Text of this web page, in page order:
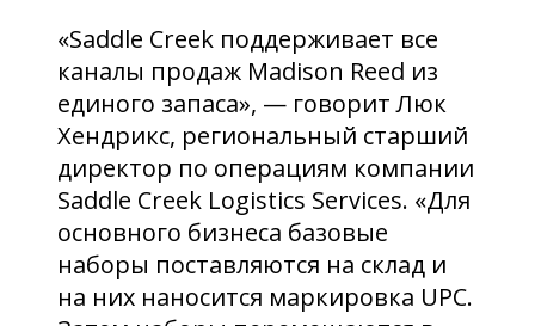
«Saddle Creek поддерживает все
каналы продаж Madison Reed из
единого запаса», — говорит Люк
Хендрикс, региональный старший
директор по операциям компании
Saddle Creek Logistics Services. «Для
основного бизнеса базовые
наборы поставляются на склад и
на них наносится маркировка UPC.